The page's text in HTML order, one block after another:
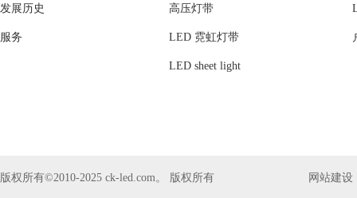
发展历史
服务
高压灯带
LED 霓虹灯带
LED sheet light
版权所有©2010-2025 ck-led.com。 版权所有 网站建设